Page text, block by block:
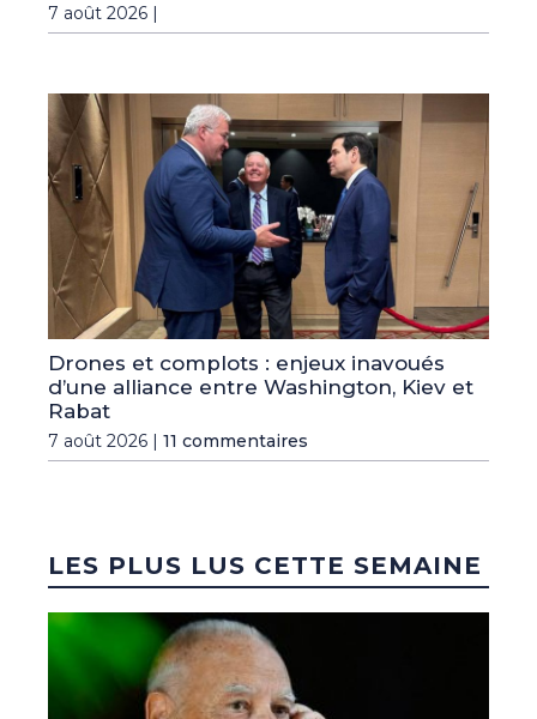
7 août 2026 |
Drones et complots : enjeux inavoués
d’une alliance entre Washington, Kiev et
Rabat
7 août 2026 | 11 commentaires
LES PLUS LUS CETTE SEMAINE